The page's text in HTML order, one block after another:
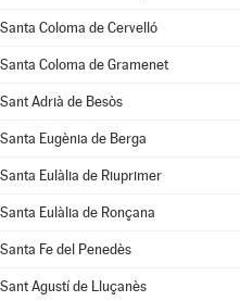
Santa Coloma de Cervelló
Santa Coloma de Gramenet
Sant Adrià de Besòs
Santa Eugènia de Berga
Santa Eulàlia de Riuprimer
Santa Eulàlia de Ronçana
Santa Fe del Penedès
Sant Agustí de Lluçanès